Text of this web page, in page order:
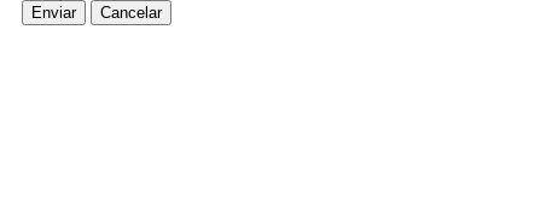
Enviar Cancelar